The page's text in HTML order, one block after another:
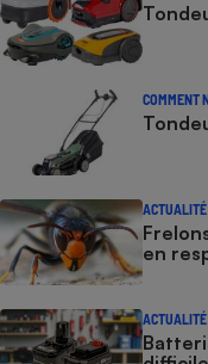
COMMENT
ACTUALITÉ
en
ACTUALITÉ